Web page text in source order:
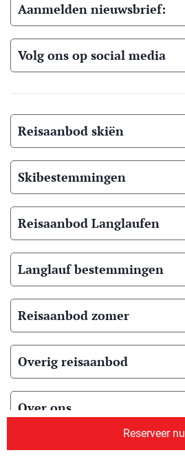
Reserveer nu
Aanmelden nieuwsbrief:
Volg ons op social media
Reisaanbod skiën
Skibestemmingen
Reisaanbod Langlaufen
Langlauf bestemmingen
Reisaanbod zomer
Overig reisaanbod
Over ons